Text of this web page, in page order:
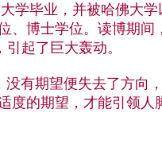
毕业，并被哈佛大学
博士学位。读博期
起了巨大轰动。
有期望便失去了方向
的期望，才能引领人